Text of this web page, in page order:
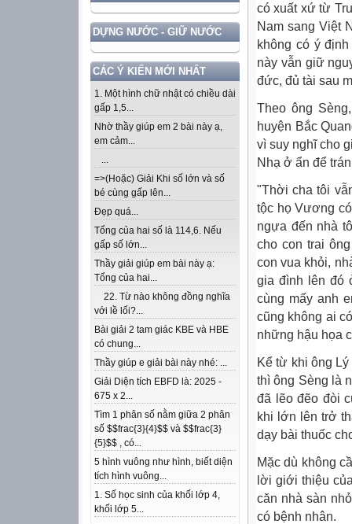
DỰNG NƯỚC - GIỮ NƯỚC
CÁC Ý KIẾN MỚI NHẤT
1. Một hình chữ nhật có chiều dài
gấp 1,5...
Nhờ thầy giúp em 2 bài này ạ,
em cảm...
...
=>(Hoặc) Giải Khi số lớn và số
bé cùng gấp lên...
Đẹp quá...
Tổng của hai số là 114,6. Nếu
gấp số lớn...
Thầy giải giúp em bài này ạ:
Tổng của hai...
22. Từ nào không đồng nghĩa
với lề lối?...
Bài giải 2 tam giác KBE và HBE
có chung...
Thầy giúp e giải bài này nhé: ...
Giải Diện tích EBFD là: 2025 -
675 x 2...
Tìm 1 phân số nằm giữa 2 phân
số $$frac{3}{4}$$ và $$frac{3}
{5}$$ , có...
5 hình vuông như hình, biết diện
tích hình vuông...
1. Số học sinh của khối lớp 4,
khối lớp 5...
có xuất xứ từ
Nam sang Việt
không có ý
này vẫn giữ
đức, đủ tài sau
Theo ông
huyện Bắc
vì suy nghĩ cho
Nhạ ở ẩn để
"Thời cha tôi
tộc họ Vương
ngựa đến nhà
cho con trai
con vua khỏi,
gia đình lên đó
cùng mấy anh
cũng không ai
những hậu họa
Kể từ khi ông
thì ông Sèng là
đã lẽo đẽo đòi
khi lớn lên trở
dạy bài thuốc
Mặc dù không
lời giới thiệu
căn nhà sàn
có bệnh nhân.